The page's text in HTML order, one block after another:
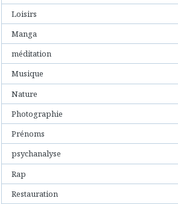
Loisirs
Manga
méditation
Musique
Nature
Photographie
Prénoms
psychanalyse
Rap
Restauration